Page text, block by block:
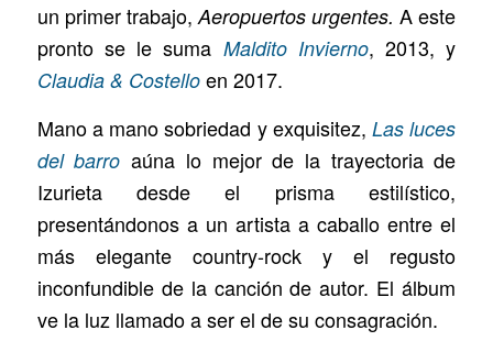
un primer trabajo, Aeropuertos urgentes.A este
pronto se le suma Maldito Invierno, 2013, y
Claudia & Costelloen 2017.
Mano a mano sobriedad y exquisitez,Las luces
del barro aúna lo mejor de la trayectoria de
Izurieta desde el prisma estilístico,
presentándonos a un artista a caballo entre el
más elegante country-rock y el regusto
inconfundible de la canción de autor. El álbum
ve la luz llamado a ser el de su consagración.